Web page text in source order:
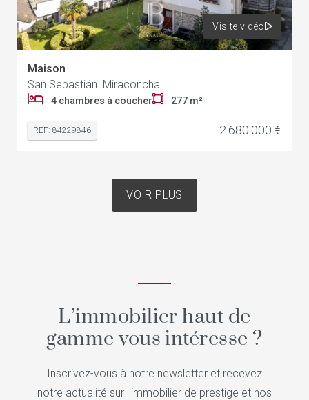
Visite vidéo
Maison
San Sebastián Miraconcha
4 chambres à coucher 277 m²
REF: 84229846 2.680.000 €
VOIR PLUS
L’immobilier haut de
gamme vous intéresse ?
Inscrivez-vous à notre newsletter et recevez
notre actualité sur l'immobilier de prestige et nos